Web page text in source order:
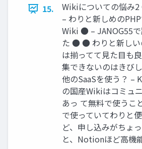
15.
Wikiについての悩み
– わりと新しめの
Wiki ● – JANOG55
た ● ● わりと新しい
は揃ってて見た目も
集できないのはきび
他のSaaSを使う？ –
の国産Wikiはコミュ
あっ て無料で使う
で使っていてわりと
ど、申し込みがちょ
と、Notionほど高機